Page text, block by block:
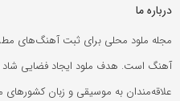
درباره ما
مجله ملود محلی برای ثبت آهنگ‌های
آهنگ است. هدف ملود ایجاد فضایی شاد
علاقه‌مندان به موسیقی و زبان